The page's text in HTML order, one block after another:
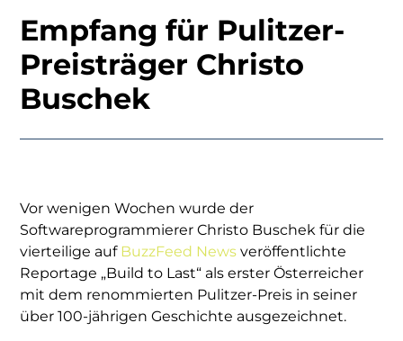
Empfang für Pulitzer-
Preisträger Christo
Buschek
Vor wenigen Wochen wurde der
Softwareprogrammierer Christo Buschek für die
vierteilige auf BuzzFeed News veröffentlichte
Reportage „Build to Last“ als erster Österreicher
mit dem renommierten Pulitzer-Preis in seiner
über 100-jährigen Geschichte ausgezeichnet.